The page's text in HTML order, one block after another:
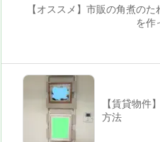
【オススメ】市販の角煮の
を作
【賃貸物件
方法